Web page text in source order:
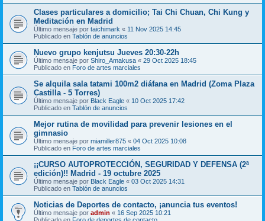
Clases particulares a domicilio; Tai Chi Chuan, Chi Kung y
Meditación en Madrid
Último mensaje por taichimark « 11 Nov 2025 14:45
Publicado en Tablón de anuncios
Nuevo grupo kenjutsu Jueves 20:30-22h
Último mensaje por Shiro_Amakusa « 29 Oct 2025 18:45
Publicado en Foro de artes marciales
Se alquila sala tatami 100m2 diáfana en Madrid (Zoma Plaza
Castilla - 5 Torres)
Último mensaje por Black Eagle « 10 Oct 2025 17:42
Publicado en Tablón de anuncios
Mejor rutina de movilidad para prevenir lesiones en el
gimnasio
Último mensaje por miamiller875 « 04 Oct 2025 10:08
Publicado en Foro de artes marciales
¡¡CURSO AUTOPROTECCIÓN, SEGURIDAD Y DEFENSA (2ª
edición)!! Madrid - 19 octubre 2025
Último mensaje por Black Eagle « 03 Oct 2025 14:31
Publicado en Tablón de anuncios
Noticias de Deportes de contacto, ¡anuncia tus eventos!
Último mensaje por admin « 16 Sep 2025 10:21
Publicado en Foro de deportes de contacto